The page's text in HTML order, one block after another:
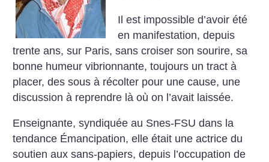
Il est impossible d’avoir été
en manifestation, depuis
trente ans, sur Paris, sans croiser son sourire, sa
bonne humeur vibrionnante, toujours un tract à
placer, des sous à récolter pour une cause, une
discussion à reprendre là où on l’avait laissée.
Enseignante, syndiquée au Snes-FSU dans la
tendance Émancipation, elle était une actrice du
soutien aux sans-papiers, depuis l’occupation de